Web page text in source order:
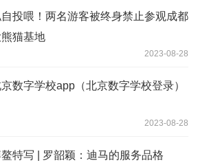
投喂！两名游客被终身禁止参观成都
熊猫基地
2023-08-28
数字学校app（北京数字学校登录）
2023-08-28
特写 | 罗韶颖：迪马的服务品格